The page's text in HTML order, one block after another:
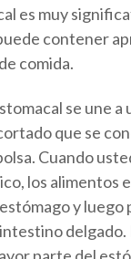
es muy
contener
comida.
se une a
que se
Cuando
los alimentos
y luego
delgado.